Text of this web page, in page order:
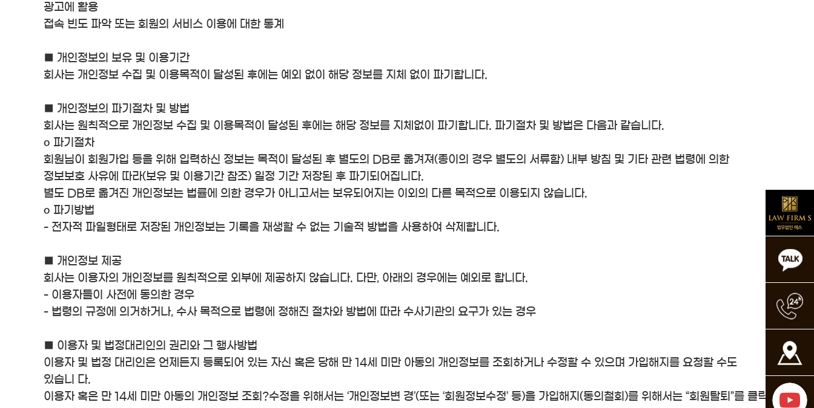
광고에 활용
접속 빈도 파악 또는 회원의 서비스 이용에 대한 통계
■ 개인정보의 보유 및 이용기간
회사는 개인정보 수집 및 이용목적이 달성된 후에는 예외 없이 해당 정보를 지체 없이 파기합니다.
■ 개인정보의 파기절차 및 방법
회사는 원칙적으로 개인정보 수집 및 이용목적이 달성된 후에는 해당 정보를 지체없이 파기합니다. 파기절차 및 방법은 다음과 같습니다.
ο 파기절차
회원님이 회원가입 등을 위해 입력하신 정보는 목적이 달성된 후 별도의 DB로 옮겨져(종이의 경우 별도의 서류함) 내부 방침 및 기타 관련 법령에 의한
정보보호 사유에 따라(보유 및 이용기간 참조) 일정 기간 저장된 후 파기되어집니다.
별도 DB로 옮겨진 개인정보는 법률에 의한 경우가 아니고서는 보유되어지는 이외의 다른 목적으로 이용되지 않습니다.
ο 파기방법
- 전자적 파일형태로 저장된 개인정보는 기록을 재생할 수 없는 기술적 방법을 사용하여 삭제합니다.
■ 개인정보 제공
회사는 이용자의 개인정보를 원칙적으로 외부에 제공하지 않습니다. 다만, 아래의 경우에는 예외로 합니다.
- 이용자들이 사전에 동의한 경우
- 법령의 규정에 의거하거나, 수사 목적으로 법령에 정해진 절차와 방법에 따라 수사기관의 요구가 있는 경우
■ 이용자 및 법정대리인의 권리와 그 행사방법
이용자 및 법정 대리인은 언제든지 등록되어 있는 자신 혹은 당해 만 14세 미만 아동의 개인정보를 조회하거나 수정할 수 있으며 가입해지를 요청할 수도
있습니 다.
이용자 혹은 만 14세 미만 아동의 개인정보 조회?수정을 위해서는 ‘개인정보변 경’(또는 ‘회원정보수정’ 등)을 가입해지(동의철회)를 위해서는 “회원탈퇴”를 클릭